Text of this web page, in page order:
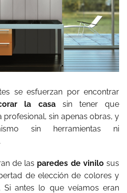
se esfuerzan por encontrar
la casasin tener que
sin apenas obras, y
sin herramientas ni
de las paredes de vinilosus
de elección de colores y
Si antes lo que veíamos eran